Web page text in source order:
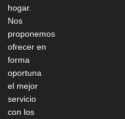
hogar.
Nos
proponemos
ofrecer en
forma
oportuna
el mejor
servicio
con los